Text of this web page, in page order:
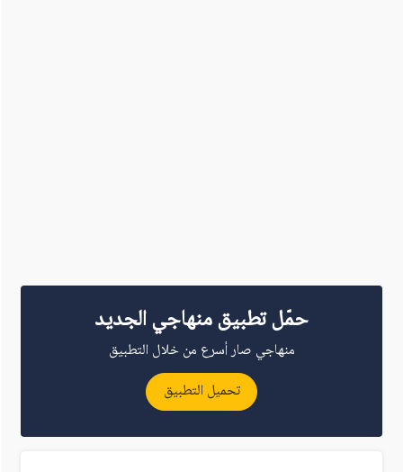
حمّل تطبيق منهاجي الجديد
منهاجي صار أسرع من خلال التطبيق
تحميل التطبيق